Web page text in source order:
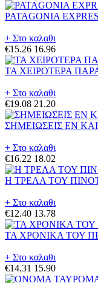
PATAGONIA
+ Στο καλαθι
€15.26 16.96
ΤΑ ΧΕΙΡΟΤΕΡΑ
+ Στο καλαθι
€19.08 21.20
ΣΗΜΕΙΩΣΕΙΣ ΕΝ
+ Στο καλαθι
€16.22 18.02
Η ΤΡΕΛΑ ΤΟΥ
+ Στο καλαθι
€12.40 13.78
ΤΑ ΧΡΟΝΙΚΑ ΤΟΥ
+ Στο καλαθι
€14.31 15.90